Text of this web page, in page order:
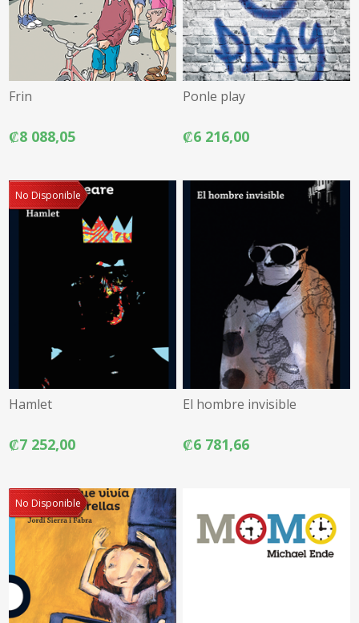
Frin
₡8 088,05
Ponle play
₡6 216,00
No Disponible
Hamlet
₡7 252,00
El hombre invisible
₡6 781,66
No Disponible